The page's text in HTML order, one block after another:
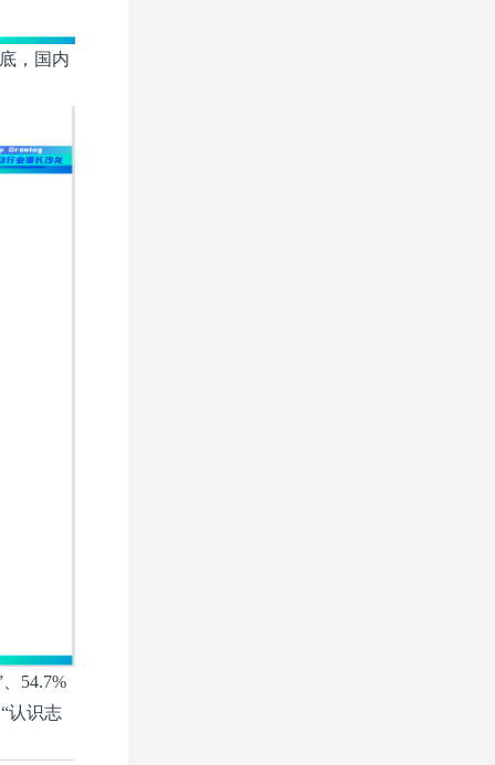
，国内
54.7%
认识志